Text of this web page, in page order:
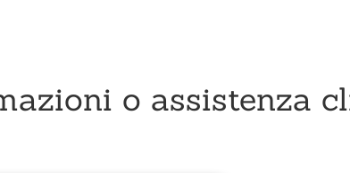
o assistenza